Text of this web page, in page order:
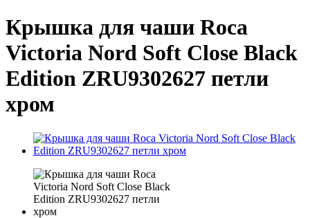
Крышка для чаши Roca
Victoria Nord Soft Close Black
Edition ZRU9302627 петли
хром